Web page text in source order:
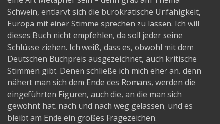
Schwein, entlarvt sich die bürokratische Unfähigkeit,
Europa mit einer Stimme sprechen zu lassen. Ich will
dieses Buch nicht empfehlen, da soll jeder seine
Schlüsse ziehen. Ich weiß, dass es, obwohl mit dem
Deutschen Buchpreis ausgezeichnet, auch kritische
Stimmen gibt. Denen schließe ich mich eher an, denn
nähert man sich dem Ende des Romans, werden die
eingeführten Figuren, auch die, an die man sich
gewöhnt hat, nach und nach weg gelassen, und es
bleibt am Ende ein großes Fragezeichen.